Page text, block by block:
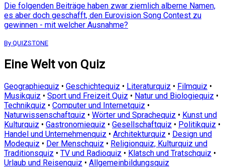
Die folgenden Beiträge haben zwar ziemlich alberne Namen,
es aber doch geschafft, den Eurovision Song Contest zu
gewinnen - mit welcher Ausnahme?
By QUIZSTONE
Eine Welt von Quiz
Geographiequiz • Geschichtequiz • Literaturquiz • Filmquiz •
Musikquiz • Sport und Freizeit Quiz • Natur und Biologiequiz •
Technikquiz • Computer und Internetquiz •
Naturwissenschaftquiz • Wörter und Sprachequiz • Kunst und
Kulturquiz • Gastronomiequiz • Gesellschaftquiz • Politikquiz •
Handel und Unternehmenquiz • Architekturquiz • Design und
Modequiz • Der Menschquiz • Religionquiz, Kulturquiz und
Traditionsquiz • TV und Radioquiz • Klatsch und Tratschquiz •
Urlaub und Reisenquiz • Allgemeinbildungsquiz